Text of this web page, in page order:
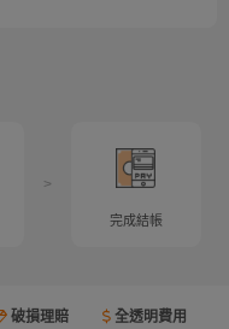
>
完成結帳
破損理賠 全透明費用